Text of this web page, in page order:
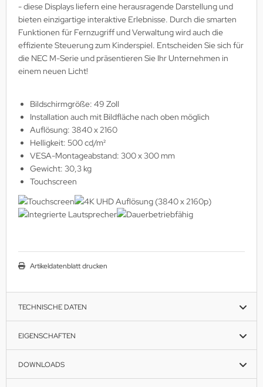
- diese Displays liefern eine herausragende Darstellung und
bieten einzigartige interaktive Erlebnisse. Durch die smarten
Funktionen für Fernzugriff und Verwaltung wird auch die
effiziente Steuerung zum Kinderspiel. Entscheiden Sie sich für
die NEC M-Serie und präsentieren Sie Ihr Unternehmen in
einem neuen Licht!
Bildschirmgröße: 49 Zoll
Installation auch mit Bildfläche nach oben möglich
Auflösung: 3840 x 2160
Helligkeit: 500 cd/m²
VESA-Montageabstand: 300 x 300 mm
Gewicht: 30,3 kg
Touchscreen
Artikeldatenblatt drucken
TECHNISCHE DATEN
EIGENSCHAFTEN
DOWNLOADS